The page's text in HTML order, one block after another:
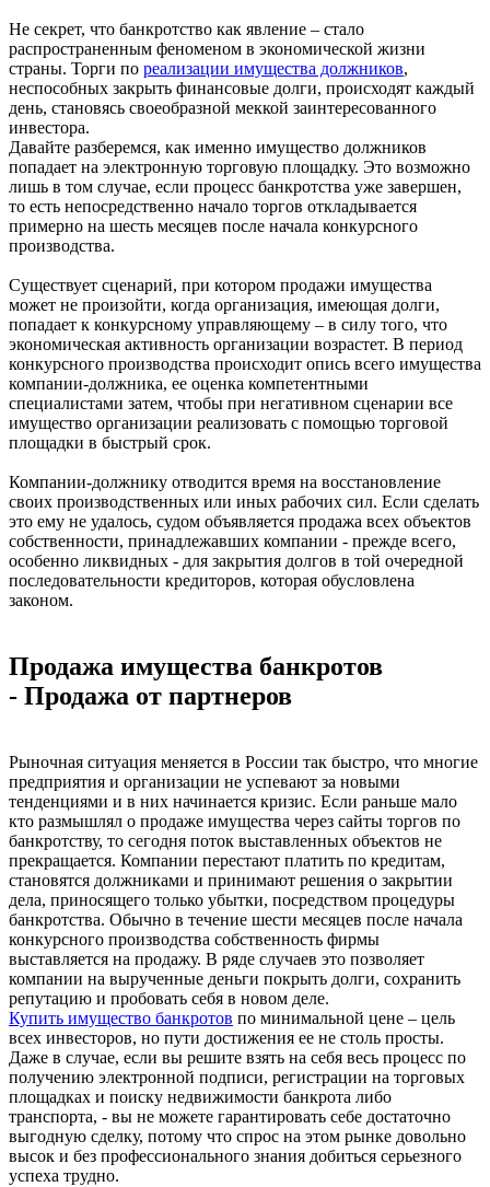
Не секрет, что банкротство как явление – стало
распространенным феноменом в экономической жизни
страны. Торги по реализации имущества должников,
неспособных закрыть финансовые долги, происходят каждый
день, становясь своеобразной меккой заинтересованного
инвестора.
Давайте разберемся, как именно имущество должников
попадает на электронную торговую площадку. Это возможно
лишь в том случае, если процесс банкротства уже завершен,
то есть непосредственно начало торгов откладывается
примерно на шесть месяцев после начала конкурсного
производства.
Существует сценарий, при котором продажи имущества
может не произойти, когда организация, имеющая долги,
попадает к конкурсному управляющему – в силу того, что
экономическая активность организации возрастет. В период
конкурсного производства происходит опись всего имущества
компании-должника, ее оценка компетентными
специалистами затем, чтобы при негативном сценарии все
имущество организации реализовать с помощью торговой
площадки в быстрый срок.
Компании-должнику отводится время на восстановление
своих производственных или иных рабочих сил. Если сделать
это ему не удалось, судом объявляется продажа всех объектов
собственности, принадлежавших компании - прежде всего,
особенно ликвидных - для закрытия долгов в той очередной
последовательности кредиторов, которая обусловлена
законом.
Продажа имущества банкротов
- Продажа от партнеров
Рыночная ситуация меняется в России так быстро, что многие
предприятия и организации не успевают за новыми
тенденциями и в них начинается кризис. Если раньше мало
кто размышлял о продаже имущества через сайты торгов по
банкротству, то сегодня поток выставленных объектов не
прекращается. Компании перестают платить по кредитам,
становятся должниками и принимают решения о закрытии
дела, приносящего только убытки, посредством процедуры
банкротства. Обычно в течение шести месяцев после начала
конкурсного производства собственность фирмы
выставляется на продажу. В ряде случаев это позволяет
компании на вырученные деньги покрыть долги, сохранить
репутацию и пробовать себя в новом деле.
Купить имущество банкротов по минимальной цене – цель
всех инвесторов, но пути достижения ее не столь просты.
Даже в случае, если вы решите взять на себя весь процесс по
получению электронной подписи, регистрации на торговых
площадках и поиску недвижимости банкрота либо
транспорта, - вы не можете гарантировать себе достаточно
выгодную сделку, потому что спрос на этом рынке довольно
высок и без профессионального знания добиться серьезного
успеха трудно.